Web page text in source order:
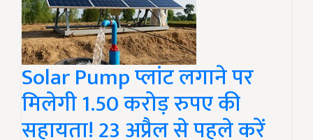
Solar Pump प्लांट लगाने पर
मिलेगी 1.50 करोड़ रुपए की
सहायता! 23 अप्रैल से पहले करें